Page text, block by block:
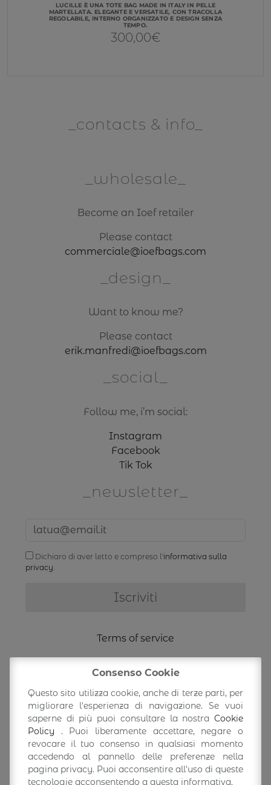
LUCILLE È UNA TOTE BAG MADE IN ITALY IN PELLE
MARTELLATA. ELEGANTE E VERSATILE, CON TRACOLLA
REGOLABILE, INTERNO ORGANIZZATO E DESIGN SENZA
TEMPO.
300,00€
contacts & info
wholesale
Become an Ioef retailer
Please contact
commerciale@ioefbags.com
design
Want to know me?
Please contact
erik.manfredi@ioefbags.com
social
Follow me, i’m social:
Instagram
Facebook
Tik Tok
newsletter
Dichiaro di aver letto e compreso l'informativa sulla
privacy
Terms of service
Shipping Information
Return/exchange
Accedi/Profilo
Consenso Cookie
Questo sito utilizza cookie, anche di terze parti, per
migliorare l'esperienza di navigazione. Se vuoi
saperne di più puoi consultare la nostra Cookie
Policy . Puoi liberamente accettare, negare o
revocare il tuo consenso in qualsiasi momento
accedendo al pannello delle preferenze nella
pagina privacy. Puoi acconsentire all'uso di queste
tecnologie acconsentendo a questa informativa.